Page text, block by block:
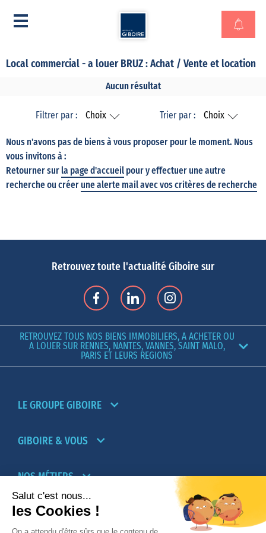
Local commercial - a louer BRUZ : Achat / Vente et location
Aucun résultat
Filtrer par : Choix Trier par : Choix
Nous n'avons pas de biens à vous proposer pour le moment. Nous
vous invitons à :
Retourner sur la page d'accueil pour y effectuer une autre
recherche ou créer une alerte mail avec vos critères de recherche
Retrouvez toute l'actualité Giboire sur
RETROUVEZ TOUS NOS BIENS IMMOBILIERS, A ACHETER OU
A LOUER SUR RENNES, NANTES, VANNES, SAINT MALO,
PARIS ET LEURS REGIONS
LE GROUPE GIBOIRE
GIBOIRE & VOUS
NOS MÉTIERS
PARTENAIRES